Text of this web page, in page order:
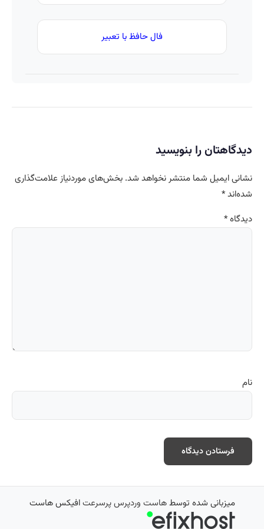
فال حافظ با تعبیر
دیدگاهتان را بنویسید
نشانی ایمیل شما منتشر نخواهد شد. بخش‌های موردنیاز علامت‌گذاری
شده‌اند*
دیدگاه*
نام
میزبانی شده توسطهاست وردپرس پرسرعتافیکس هاست